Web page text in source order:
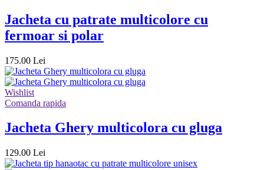
Jacheta cu patrate multicolore cu
fermoar si polar
175.00 Lei
Wishlist
Comanda rapida
Jacheta Ghery multicolora cu gluga
129.00 Lei